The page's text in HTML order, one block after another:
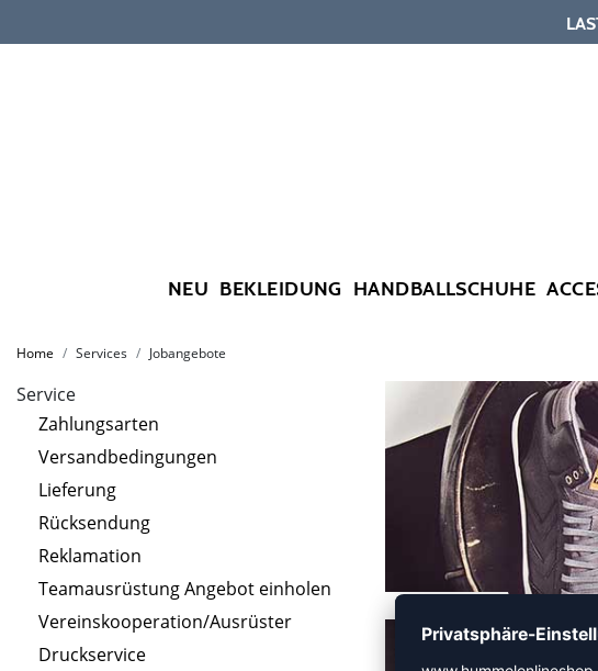
NEU BEKLEIDUNG HANDBALLSCHUHE
Home Services Jobangebote
Service
Zahlungsarten
Versandbedingungen
Lieferung
Rücksendung
Reklamation
Teamausrüstung Angebot einholen
Vereinskooperation/Ausrüster
Druckservice